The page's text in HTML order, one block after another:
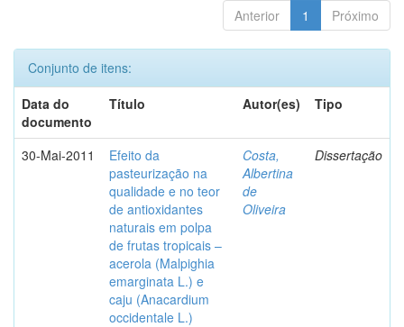
Anterior 1 Próximo
Conjunto de itens:
Data do
documento
Título Autor(es) Tipo
30-Mai-2011
Efeito da
pasteurização na
qualidade e no teor
de antioxidantes
naturais em polpa
de frutas tropicais –
acerola (Malpighia
emarginata L.) e
caju (Anacardium
occidentale L.)
Costa,
Albertina
de
Oliveira
Dissertação